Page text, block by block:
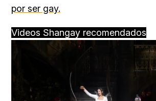
por ser gay.
Videos Shangay recomendados